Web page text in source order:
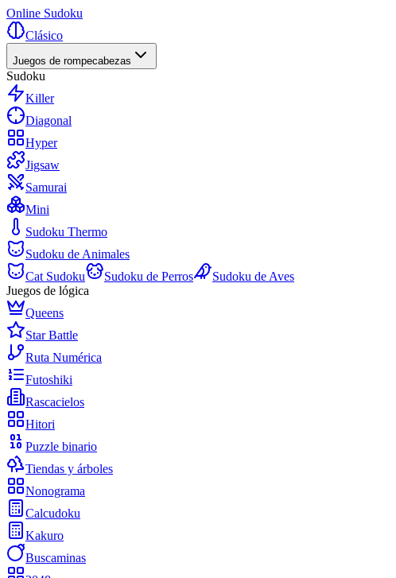
Online Sudoku
Clásico
Juegos de rompecabezas
Sudoku
Killer
Diagonal
Hyper
Jigsaw
Samurai
Mini
Sudoku Thermo
Sudoku de Animales
Cat Sudoku
Sudoku de Perros
Sudoku de Aves
Juegos de lógica
Queens
Star Battle
Ruta Numérica
Futoshiki
Rascacielos
Hitori
Puzzle binario
Tiendas y árboles
Nonograma
Calcudoku
Kakuro
Buscaminas